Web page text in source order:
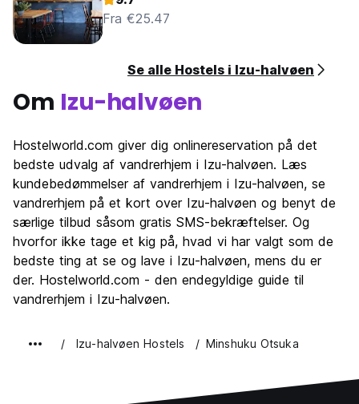
Fra €25.47
Se alle Hostels i Izu-halvøen
Om Izu-halvøen
Hostelworld.com giver dig onlinereservation på det
bedste udvalg af vandrerhjem i Izu-halvøen. Læs
kundebedømmelser af vandrerhjem i Izu-halvøen, se
vandrerhjem på et kort over Izu-halvøen og benyt de
særlige tilbud såsom gratis SMS-bekræftelser. Og
hvorfor ikke tage et kig på, hvad vi har valgt som de
bedste ting at se og lave i Izu-halvøen, mens du er
der. Hostelworld.com - den endegyldige guide til
vandrerhjem i Izu-halvøen.
Izu-halvøen Hostels Minshuku Otsuka